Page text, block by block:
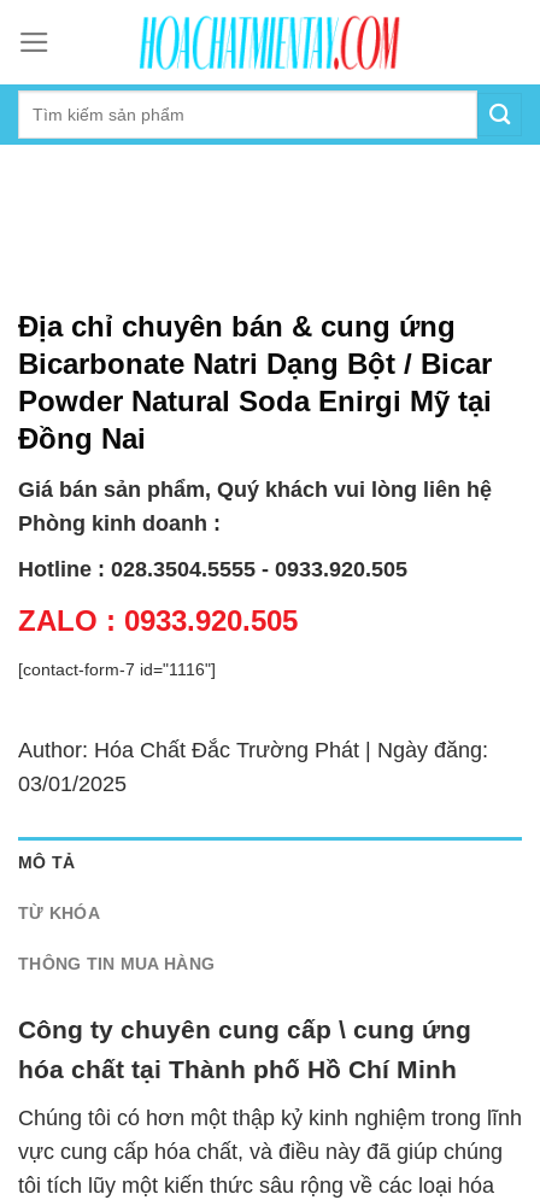
content
Địa chỉ chuyên bán & cung ứng
Bicarbonate Natri Dạng Bột / Bicar
Powder Natural Soda Enirgi Mỹ tại
Đồng Nai
Giá bán sản phẩm, Quý khách vui lòng liên hệ
Phòng kinh doanh :
Hotline : 028.3504.5555 - 0933.920.505
ZALO : 0933.920.505
[contact-form-7 id="1116"]
Author: Hóa Chất Đắc Trường Phát | Ngày đăng:
03/01/2025
MÔ TẢ
TỪ KHÓA
THÔNG TIN MUA HÀNG
Công ty chuyên cung cấp \ cung ứng
hóa chất tại Thành phố Hồ Chí Minh
Chúng tôi có hơn một thập kỷ kinh nghiệm trong lĩnh
vực cung cấp hóa chất, và điều này đã giúp chúng
tôi tích lũy một kiến thức sâu rộng về các loại hóa